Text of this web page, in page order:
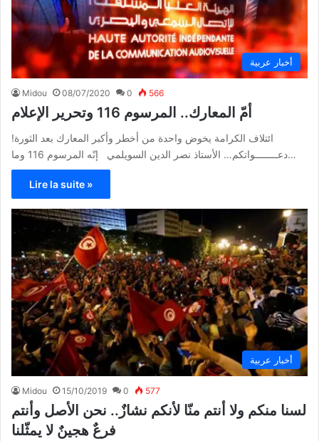
أخبار عربية
Midou 08/07/2020 0 566
أمّ المعارك.. المرسوم 116 وتحرير الإعلام
ائتلاف الكرامة يخوض واحدة من أخطر وأكبر المعارك بعد الثورة!
دعــــــــواتكم… الأستاذ نصر الدين السويلمي إنّه المرسوم 116 وما…
Lire la suite »
أخبار عربية
Midou 15/10/2019 0 577
لسنا منكم ولا أنتم منّا لأنكم نشازٌ.. نحن الأصل وأنتم
فرعٌ هجينٌ لا يمثّلنا